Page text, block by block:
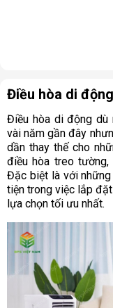
Điều hòa di động
Điều hòa di động dù
vài năm gần đây
dần thay thế cho
điều hòa treo tường,
Đặc biệt là với
tiện trong việc lắp
lựa chọn tối ưu nhất.